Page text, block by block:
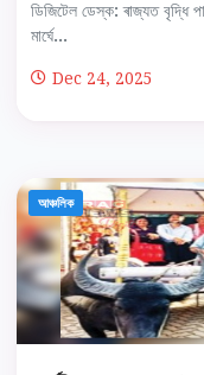
ডিজিটেল ডেস্ক: ৰাজ্যত বৃদ্ধি
মাৰ্ঘে...
Dec 24, 2025
আঞ্চলিক